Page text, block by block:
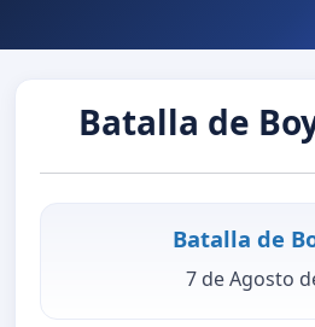
Batalla de
Batalla de
7 de Agosto